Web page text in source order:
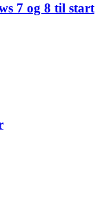
7 og 8 til start